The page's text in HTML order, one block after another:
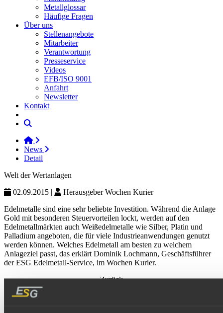
Metallglossar
Häufige Fragen
Über uns
Stellenangebote
Mitarbeiter
Verantwortung
Presseservice
Videos
EFB/ISO 9001
Anfahrt
Newsletter
Kontakt
News
Detail
Welt der Wertanlagen
02.09.2015 | HerausgeberWochen Kurier
Edelmetalle sind eine sehr beliebte Investition. Während die Anlage
Gold mit besonderen Steuervorteilen lockt, werden auf den
Edelmetallmärkten auch Weißedelmetalle wie Silber, Platin und
Palladium angeboten, die für viele Industrieanwendungen genutzt
werden können. Welches Edelmetall am besten zu welchem
Anlageziel passt, das erklärt Dominik Lochmann, Geschäftsführer
der ESG Edelmetall-Service, im Wochen Kurier.
Zurück